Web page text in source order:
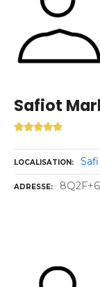
Safiot
LOCALISATION Safi
ADRESSE